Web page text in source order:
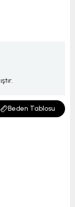
Beden Tablosu